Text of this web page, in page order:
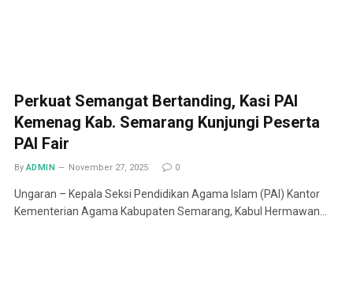
Perkuat Semangat Bertanding, Kasi PAI
Kemenag Kab. Semarang Kunjungi Peserta
PAI Fair
By ADMIN November 27, 2025 0
Ungaran – Kepala Seksi Pendidikan Agama Islam (PAI) Kantor
Kementerian Agama Kabupaten Semarang, Kabul Hermawan…